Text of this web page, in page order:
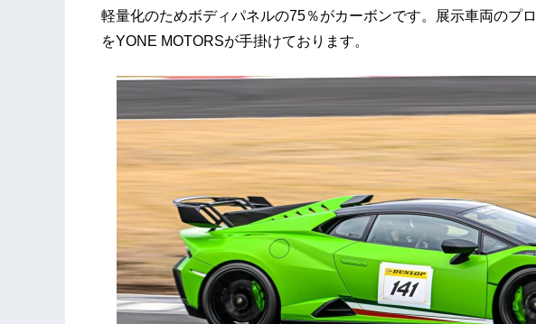
軽量化のためボディパネルの75％がカーボンです。展示車両のプ
をYONE MOTORSが手掛けております。